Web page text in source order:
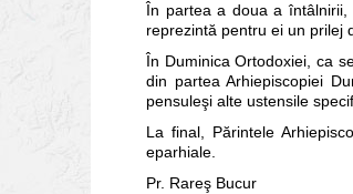
În partea a doua a
reprezintă pentru ei un prilej
În Duminica Ortodoxiei, ca
din partea Arhiepiscopiei
pensuleşi alte ustensile
La final, Părintele
eparhiale.
Pr. Rareş Bucur